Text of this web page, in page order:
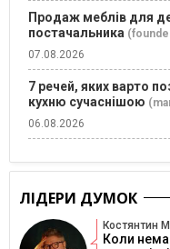
Продаж меблів для
постачальника
07.08.2026
7 речей, яких варто
кухню сучаснішою
06.08.2026
ЛІДЕРИ ДУМОК
Костянтин
Коли